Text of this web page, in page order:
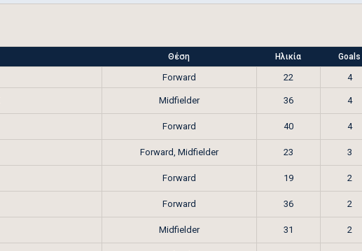
Θέση Ηλικία Goals
Forward 22 4
Midfielder 36 4
Forward 40 4
Forward, Midfielder 23 3
Forward 19 2
Forward 36 2
Midfielder 31 2